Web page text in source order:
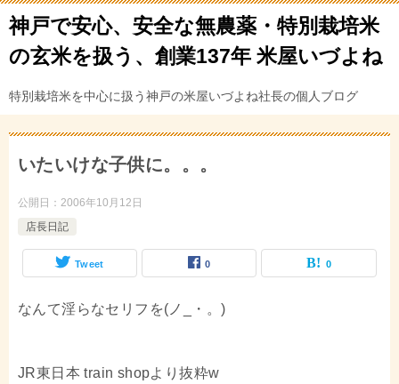
神戸で安心、安全な無農薬・特別栽培米
の玄米を扱う、創業137年 米屋いづよね
特別栽培米を中心に扱う神戸の米屋いづよね社長の個人ブログ
いたいけな子供に。。。
公開日： 2006年10月12日
店長日記
Tweet 0 0
なんて淫らなセリフを(ノ_・。)
JR東日本 train shopより抜粋w